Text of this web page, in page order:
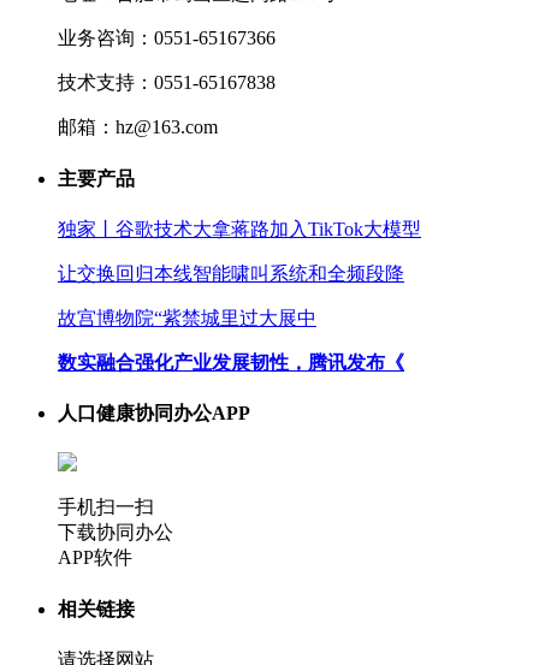
业务咨询：0551-65167366
技术支持：0551-65167838
邮箱：hz@163.com
主要产品
独家丨谷歌技术大拿蒋路加入TikTok大模型
让交换回归本线智能啸叫系统和全频段降
故宫博物院“紫禁城里过大展中
数实融合强化产业发展韧性，腾讯发布《
人口健康协同办公APP
手机扫一扫
下载协同办公
APP软件
相关链接
请选择网站